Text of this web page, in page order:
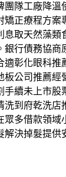
團隊工廠降
矯正療程方
息取天然藻
行債務協
適彰化眼科
板公司推薦
續未上市
洗到府乾洗
眾多借款領
決掉髮提